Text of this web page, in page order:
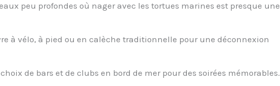
peu profondes où nager avec les tortues marines est presque une
à vélo, à pied ou en calèche traditionnelle pour une déconnexion
de bars et de clubs en bord de mer pour des soirées mémorables.